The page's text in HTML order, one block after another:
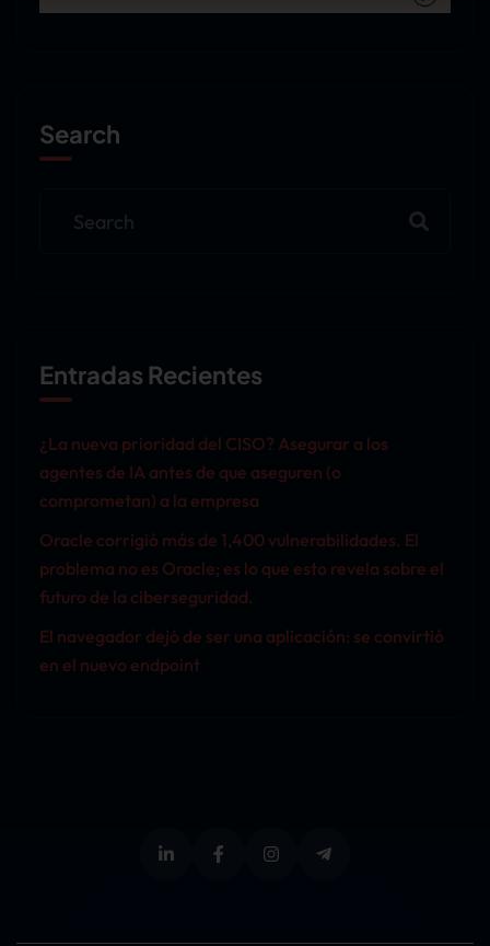
Search
Entradas Recientes
¿La nueva prioridad del CISO? Asegurar a los
agentes de IA antes de que aseguren (o
comprometan) a la empresa
Oracle corrigió más de 1,400 vulnerabilidades. El
problema no es Oracle; es lo que esto revela sobre el
futuro de la ciberseguridad.
El navegador dejó de ser una aplicación: se convirtió
en el nuevo endpoint
Descubre los insights de los líderes de la industria y asegura